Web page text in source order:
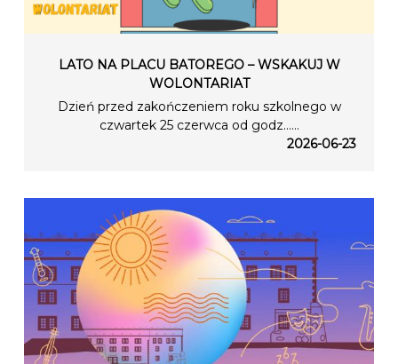
LATO NA PLACU BATOREGO – WSKAKUJ W
WOLONTARIAT
Dzień przed zakończeniem roku szkolnego w
czwartek 25 czerwca od godz…...
2026-06-23